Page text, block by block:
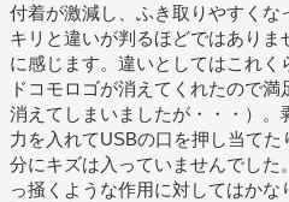
付着が激減し、ふき取りやすくな
キリと違いが判るほどではありま
に感じます。違いとしてはこれ
ドコモロゴが消えてくれたので
消えてしまいましたが・・・）。
力を入れてUSBの口を押し当て
分にキズは入っていませんでした
っ掻くような作用に対してはか